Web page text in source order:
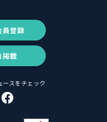
員登録
掲載
ースをチェック